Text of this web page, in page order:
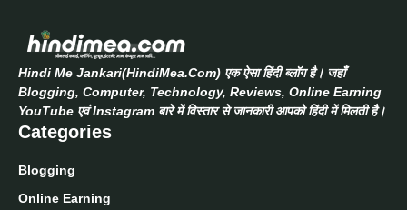
Hindi Me Jankari(HindiMea.Com) एक ऐसा हिंदी ब्लॉग है। जहाँ
Blogging, Computer, Technology, Reviews, Online Earning
YouTube एवं Instagram बारे में विस्तार से जानकारी आपको हिंदी में मिलती है।
Categories
Blogging
Online Earning